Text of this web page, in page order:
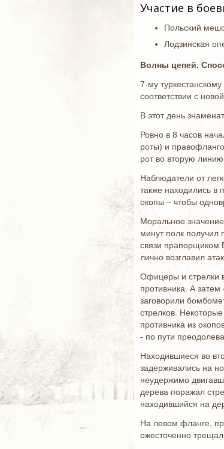
Участие в
Польский
Лодзинская
Волны цепей.
7-му
соответствии с
В этот день
Ровно в 8 часов
роты) и
рот во вторую
Наблюдатели от
также находились в
окопы – чтобы
Моральное
минут полк
связи прапорщиком
лично возглавил
Офицеры и стрелки
противника. А
заговорили
стрелков.
противника из
- по пути
Находившиеся во
задерживались на
неудержимо
дерева поражал
находившийся на
На левом фланге,
ожесточенно